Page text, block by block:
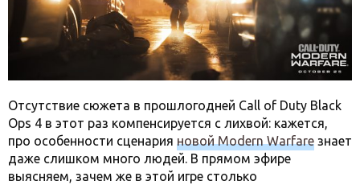
Отсутствие сюжета в прошлогодней Call of Duty Black
Ops 4 в этот раз компенсируется с лихвой: кажется,
про особенности сценария новой Modern Warfare знает
даже слишком много людей. В прямом эфире
выясняем, зачем же в этой игре столько